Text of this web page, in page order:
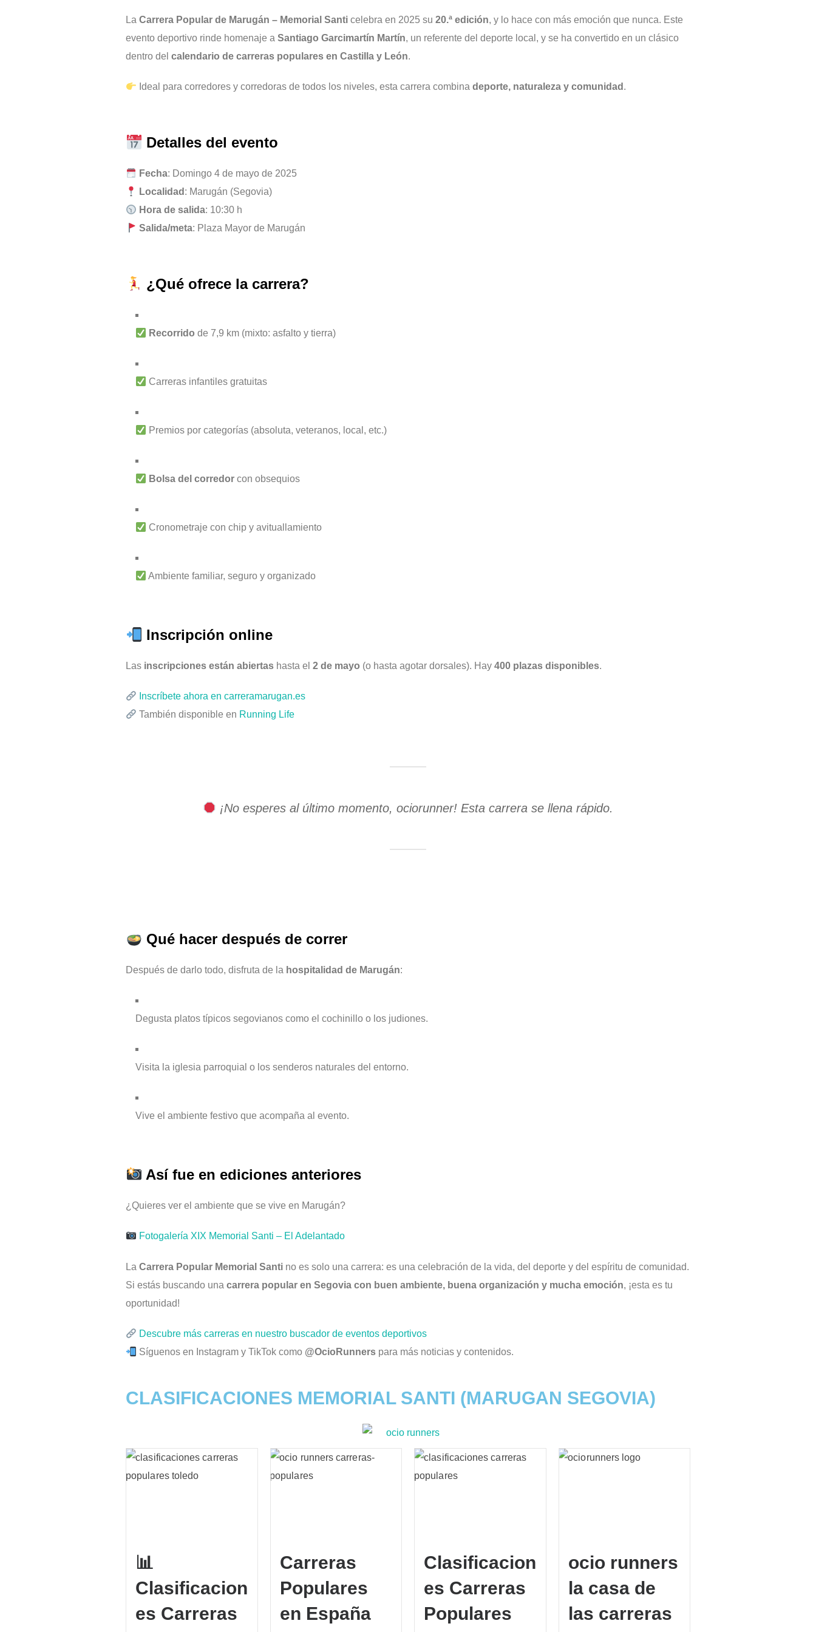
La Carrera Popular de Marugán – Memorial Santi celebra en 2025 su 20.ª edición, y lo hace con más emoción que nunca. Este
evento deportivo rinde homenaje a Santiago Garcimartín Martín, un referente del deporte local, y se ha convertido en un clásico
dentro del calendario de carreras populares en Castilla y León.
Ideal para corredores y corredoras de todos los niveles, esta carrera combinadeporte, naturaleza y comunidad .
Detalles del evento
Fecha: Domingo 4 de mayo de 2025
Localidad : Marugán (Segovia)
Hora de salida: 10:30 h
Salida/meta: Plaza Mayor de Marugán
¿Qué ofrece la carrera?
Recorrido de 7,9 km (mixto: asfalto y tierra)
Carreras infantiles gratuitas
Premios por categorías (absoluta, veteranos, local, etc.)
Bolsa del corredor con obsequios
Cronometraje con chip y avituallamiento
Ambiente familiar, seguro y organizado
Inscripción online
Las inscripciones están abiertas hasta el 2 de mayo (o hasta agotar dorsales). Hay 400 plazas disponibles.
Inscríbete ahora en carreramarugan.es
También disponible en Running Life
¡No esperes al último momento, ociorunner! Esta carrera se llena rápido.
Qué hacer después de correr
Después de darlo todo, disfruta de la hospitalidad de Marugán:
Degusta platos típicos segovianos como el cochinillo o los judiones.
Visita la iglesia parroquial o los senderos naturales del entorno.
Vive el ambiente festivo que acompaña al evento.
Así fue en ediciones anteriores
¿Quieres ver el ambiente que se vive en Marugán?
Fotogalería XIX Memorial Santi – El Adelantado
La Carrera Popular Memorial Santi no es solo una carrera: es una celebración de la vida, del deporte y del espíritu de comunidad.
Si estás buscando una carrera popular en Segovia con buen ambiente, buena organización y mucha emoción, ¡esta es tu
oportunidad!
Descubre más carreras en nuestro buscador de eventos deportivos
Síguenos en Instagram y TikTok como @OcioRunners para más noticias y contenidos.
CLASIFICACIONES MEMORIAL SANTI (MARUGAN SEGOVIA)
📊
Clasificacion
es Carreras
Carreras
Populares
en España
Clasificacion
es Carreras
Populares
ocio runners
la casa de
las carreras